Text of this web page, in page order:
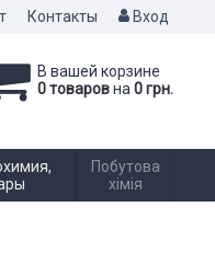
Контакты Вход
В вашей корзине
0 товаровна 0 грн.
Побутова
хімія